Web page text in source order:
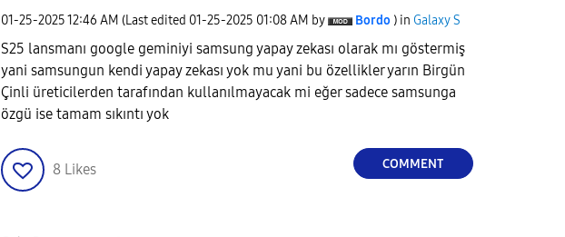
‎01-25-202512:46 AM (Last edited ‎01-25-2025 01:08 AM by Bordo ) in Galaxy S
S25 lansmanı google geminiyi samsung yapay zekası olarak mı göstermiş
yani samsungun kendi yapay zekası yok mu yani bu özellikler yarın Birgün
Çinli üreticilerden tarafından kullanılmayacak mi eğer sadece samsunga
özgü ise tamam sıkıntı yok
8 Likes COMMENT